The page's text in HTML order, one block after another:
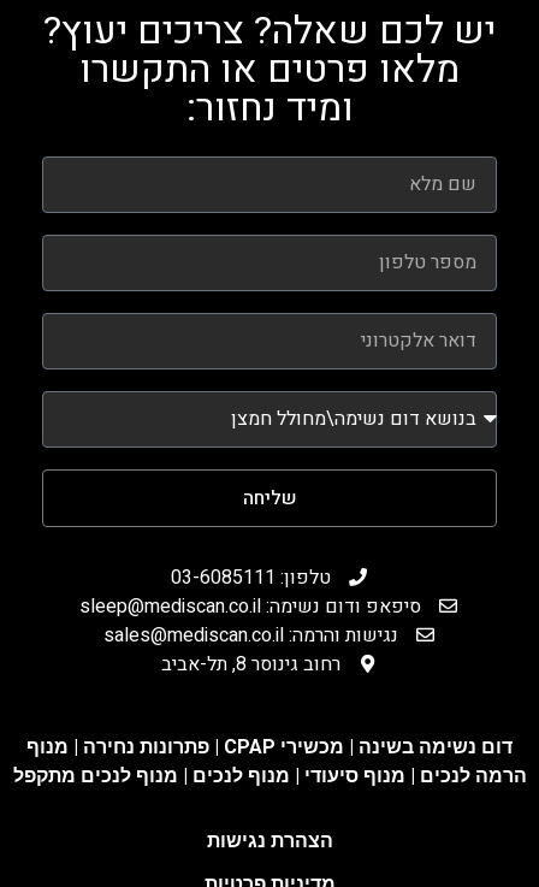
יש לכם שאלה? צריכים יעוץ?
מלאו פרטים או התקשרו
ומיד נחזור:
שליחה
טלפון: 03-6085111
סיפאפ ודום נשימה: sleep@mediscan.co.il
נגישות והרמה: sales@mediscan.co.il
רחוב גינוסר 8, תל-אביב
דום נשימה בשינה | מכשירי CPAP | פתרונות נחירה |
מנוף
הרמה לנכים | מנוף סיעודי | מנוף לנכים | מנוף לנכים מתקפל
הצהרת נגישות